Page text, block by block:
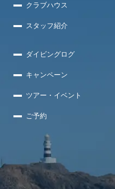
クラブハウス
スタッフ紹介
ダイビングログ
キャンペーン
ツアー・イベント
ご予約